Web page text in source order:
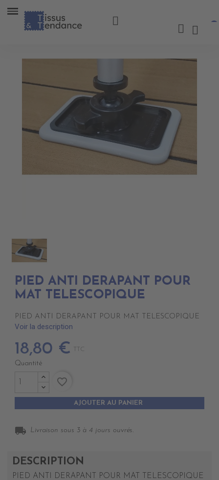
PIED ANTI DERAPANT POUR
MAT TELESCOPIQUE
PIED ANTI DERAPANT POUR MAT TELESCOPIQUE
Voir la description
18,80 € TTC
Quantité
AJOUTER AU PANIER
favorite_border
local_shipping Livraison sous 3 à 4 jours ouvrés.
DESCRIPTION
PIED ANTI DERAPANT POUR MAT TELESCOPIQUE